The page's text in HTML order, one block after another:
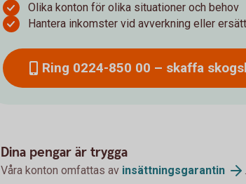
Olika konton för olika situationer och behov
Hantera inkomster vid avverkning eller
Ring 0224-850 00 – skaffa
Dina pengar är trygga
Våra konton omfattas av insättningsgarantin .